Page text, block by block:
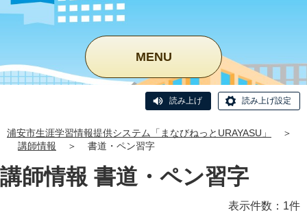
MENU
読み上げ 読み上げ設定
浦安市生涯学習情報提供システム「まなびねっとURAYASU」
＞
講師情報
＞ 書道・ペン習字
講師情報 書道・ペン習字
表示件数：1件